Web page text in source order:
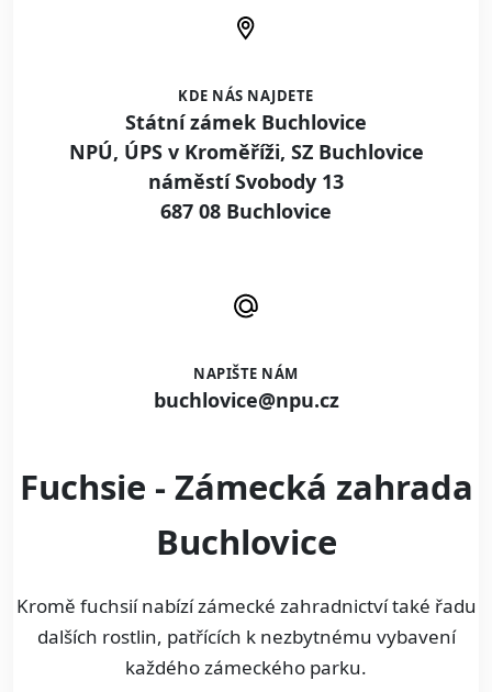
KDE NÁS NAJDETE
Státní zámek Buchlovice
NPÚ, ÚPS v Kroměříži, SZ Buchlovice
náměstí Svobody 13
687 08 Buchlovice
NAPIŠTE NÁM
buchlovice@npu.cz
Fuchsie - Zámecká zahrada
Buchlovice
Kromě fuchsií nabízí zámecké zahradnictví také řadu
dalších rostlin, patřících k nezbytnému vybavení
každého zámeckého parku.